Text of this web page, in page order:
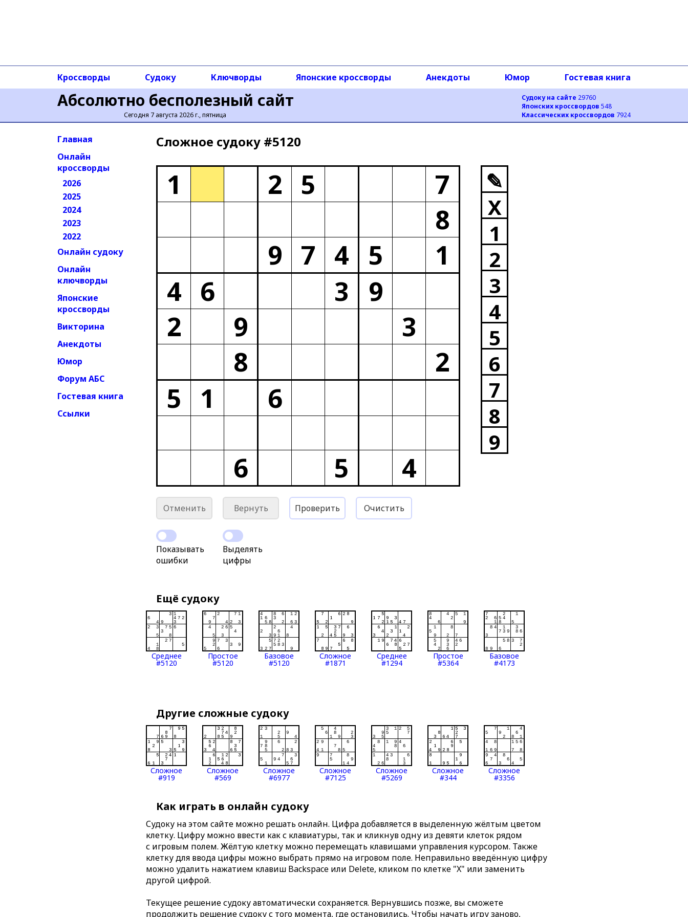
Абсолютно бесполезный сайт
Сегодня 7 августа 2026 г., пятница
Судоку на сайте 29760
Японских кроссвордов 548
Классических кроссвордов 7924
Кроссворды Судоку Ключворды Японские кроссворды Анекдоты Юмор Гостевая книга
Главная
Онлайн
кроссворды
2026
2025
2024
2023
2022
Онлайн судоку
Онлайн
ключворды
Японские
кроссворды
Викторина
Анекдоты
Юмор
Форум АБС
Гостевая книга
Ссылки
Сложное cудоку #5120
1 2 5
7
8
9 7 4 5
1
4 6 3
9
2
9
3
8
2
5
1
6
6
5 4
✎
X
1
2
3
4
5
6
7
8
9
Отменить Вернуть Проверить Очистить
Показывать
ошибки
Выделять
цифры
Ещё судоку
Среднее
#5120
Простое
#5120
Базовое
#5120
Сложное
#1871
Среднее
#1294
Простое
#5364
Базовое
#4173
Другие сложные судоку
Сложное
#919
Сложное
#569
Сложное
#6977
Сложное
#7125
Сложное
#5269
Сложное
#344
Сложное
#3356
Как играть в онлайн судоку
Судоку на этом сайте можно решать онлайн. Цифра добавляется в выделенную жёлтым цветом
клетку. Цифру можно ввести как с клавиатуры, так и кликнув одну из девяти клеток рядом
с игровым полем. Жёлтую клетку можно перемещать клавишами управления курсором. Также
клетку для ввода цифры можно выбрать прямо на игровом поле. Неправильно введённую цифру
можно удалить нажатием клавиш Backspace или Delete, кликом по клетке "X" или заменить
другой цифрой.
Текущее решение судоку автоматически сохраняется. Вернувшись позже, вы сможете
продолжить решение судоку с того момента, где остановились. Чтобы начать игру заново,